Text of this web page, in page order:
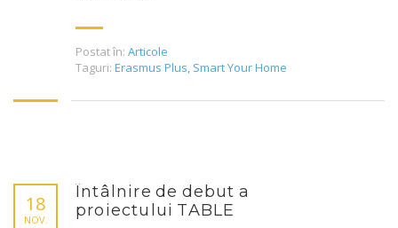
Postat în: Articole
Taguri: Erasmus Plus, Smart Your Home
18
NOV.
Întâlnire de debut a
proiectului TABLE